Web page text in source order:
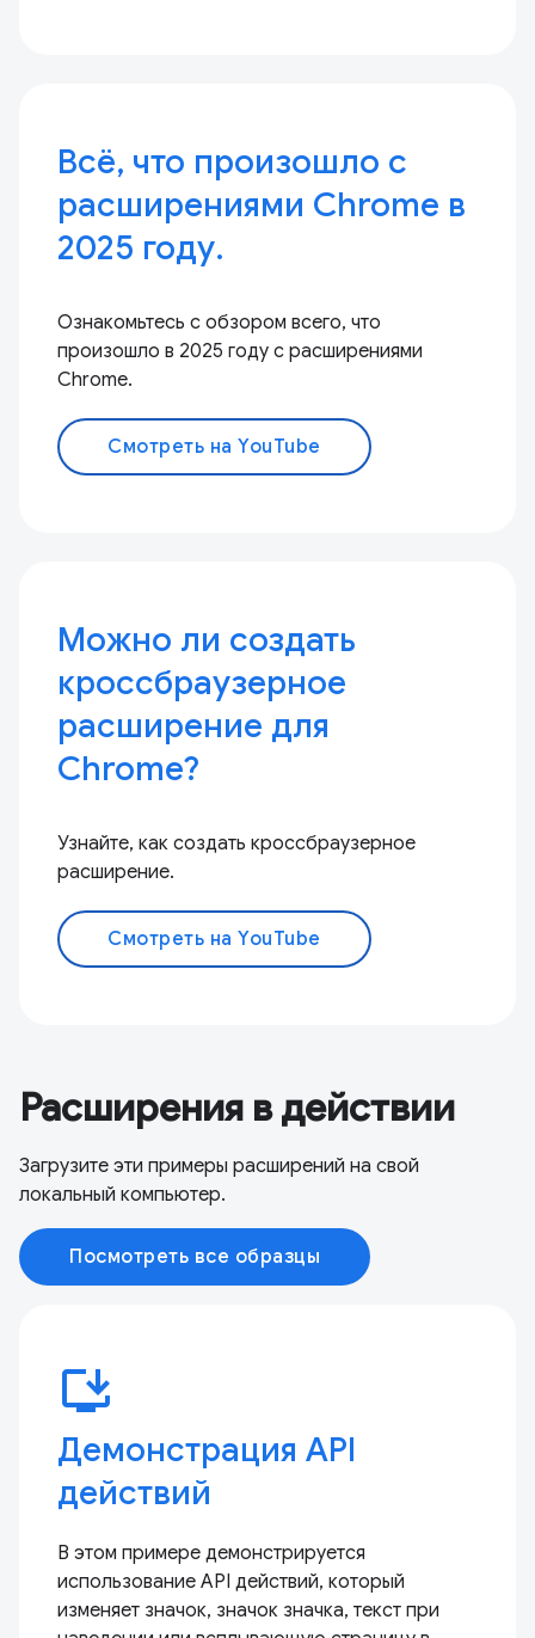
Всё, что произошло с
расширениями Chrome в
2025 году.
Ознакомьтесь с обзором всего, что
произошло в 2025 году с расширениями
Chrome.
Смотреть на YouTube
Можно ли создать
кроссбраузерное
расширение для
Chrome?
Узнайте, как создать кроссбраузерное
расширение.
Смотреть на YouTube
Расширения в действии
Загрузите эти примеры расширений на свой
локальный компьютер.
Посмотреть все образцы
install_desktop
Демонстрация API
действий
В этом примере демонстрируется
использование API действий, который
изменяет значок, значок значка, текст при